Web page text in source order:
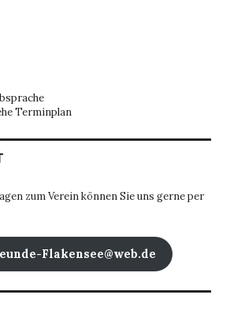
Terminplan
zum Verein können Sie uns gerne per
Flakensee@web.de